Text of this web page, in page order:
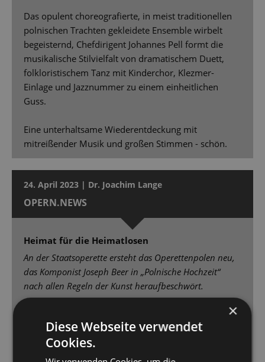
Das opulent choreograﬁerte, in meist traditionellen
polnischen Trachten gekleidete Ensemble wirbelt
begeisternd, Chefdirigent Johannes Pell formt die
musikalische Stilvielfalt von dramatischem Duett,
folkloristischem Tanz mit Kinderchor, Klezmer-
Einlage und Jazznummer zu einem einheitlichen
Guss.
Eine unterhaltsame Wiederentdeckung mit
mitreißender Musik und großen Stimmen - schön.
24. April 2023 | Dr. Joachim Lange
OPERN.NEWS
Heimat für die Heimatlosen
An der Staatsoperette ersteht das Operettenpolen neu,
das Komponist Joseph Beer in „Polnische Hochzeit“
nach allen Regeln der Kunst heraufbeschwört.
Johannes Pell und das Orchester der Staatsoperette
gehen mit Lust am Melodienschmelz und zum
aufrauschenden Revuepathos der großen
Ensemblenummern in die Vollen. [...] Der kraftvoll
×
Diese Webseite verwendet
Cookies.